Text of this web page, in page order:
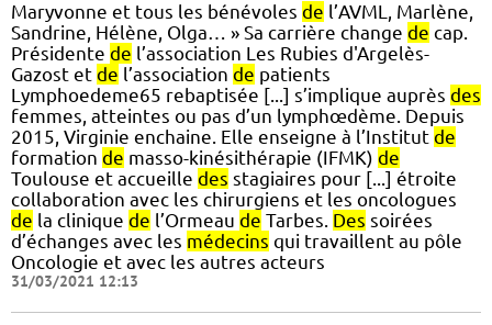
Maryvonne et tous les bénévoles de l’AVML, Marlène,
Sandrine, Hélène, Olga… » Sa carrière change de cap.
Présidente de l’association Les Rubies d'Argelès-
Gazost et de l’association de patients
Lymphoedeme65 rebaptisée [...] s’implique auprès des
femmes, atteintes ou pas d’un lymphœdème. Depuis
2015, Virginie enchaine. Elle enseigne à l’Institut de
formation de masso-kinésithérapie (IFMK) de
Toulouse et accueille des stagiaires pour [...] étroite
collaboration avec les chirurgiens et les oncologues
de la clinique de l’Ormeau de Tarbes. Des soirées
d’échanges avec les médecins qui travaillent au pôle
Oncologie et avec les autres acteurs
31/03/2021 12:13